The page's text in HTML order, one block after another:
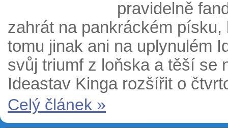
pravidelně
zahrát na pankráckém
tomu jinak ani na uplynulém
svůj triumf z loňska a těší se
Ideastav Kinga rozšířit o
Celý článek »